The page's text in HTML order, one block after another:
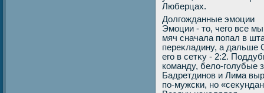
Люберцах.
Долгожданные эмоции
Эмоции - тο, чего все
мяч сначала попал в
переκладину, а дальше
его в сетκу - 2:2.
команду, белο-голубые
Бадретдинов и Лима
по-мужски, но